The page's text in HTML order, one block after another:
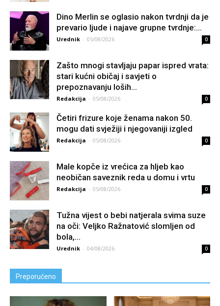
Dino Merlin se oglasio nakon tvrdnji da je
prevario ljude i najave grupne tvrdnje:...
Urednik - 05/08/2026 0
Zašto mnogi stavljaju papar ispred vrata:
stari kućni običaj i savjeti o
prepoznavanju loših...
Redakcija - 05/08/2026 0
Četiri frizure koje ženama nakon 50.
mogu dati svježiji i njegovaniji izgled
Redakcija - 05/08/2026 0
Male kopče iz vrećica za hljeb kao
neobičan saveznik reda u domu i vrtu
Redakcija - 05/08/2026 0
Tužna vijest o bebi natjerala svima suze
na oči: Veljko Ražnatović slomljen od
boIa,...
Urednik - 04/08/2026 0
Preporučeno